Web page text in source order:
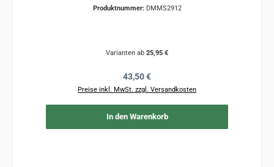
Produktnummer: DMMS2912
Varianten ab 25,95 €
Regulärer Preis:
43,50 €
Preise inkl. MwSt. zzgl. Versandkosten
In den Warenkorb